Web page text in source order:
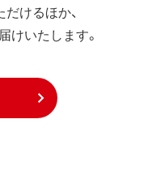
けるほか、
けいたします。